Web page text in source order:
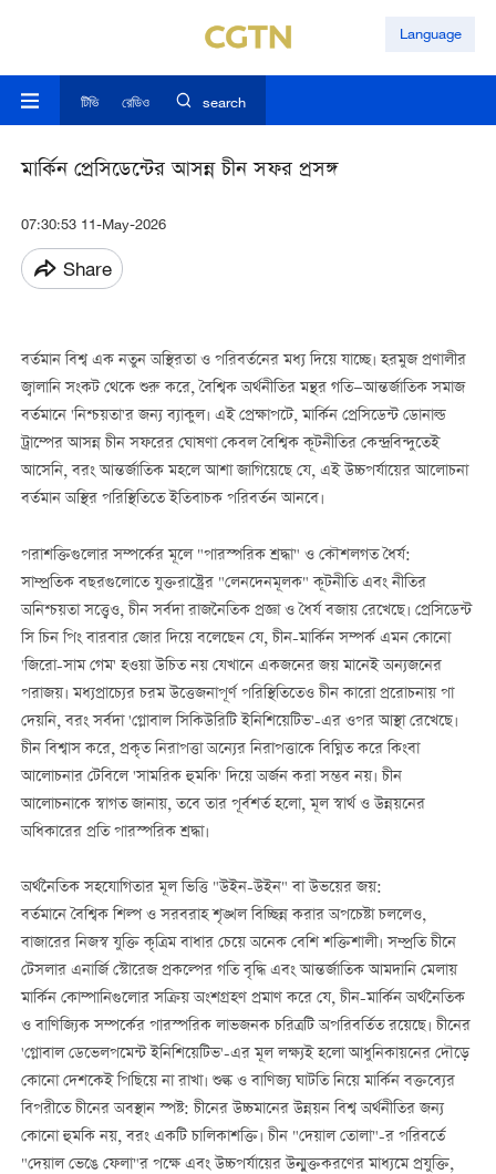
Language
টিভি রেডিও search
মার্কিন প্রেসিডেন্টের আসন্ন চীন সফর প্রসঙ্গ
07:30:53 11-May-2026
Share
বর্তমান বিশ্ব এক নতুন অস্থিরতা ও পরিবর্তনের মধ্য দিয়ে যাচ্ছে। হরমুজ প্রণালীর
জ্বালানি সংকট থেকে শুরু করে, বৈশ্বিক অর্থনীতির মন্থর গতি—আন্তর্জাতিক সমাজ
বর্তমানে 'নিশ্চয়তা'র জন্য ব্যাকুল। এই প্রেক্ষাপটে, মার্কিন প্রেসিডেন্ট ডোনাল্ড
ট্রাম্পের আসন্ন চীন সফরের ঘোষণা কেবল বৈশ্বিক কূটনীতির কেন্দ্রবিন্দুতেই
আসেনি, বরং আন্তর্জাতিক মহলে আশা জাগিয়েছে যে, এই উচ্চপর্যায়ের আলোচনা
বর্তমান অস্থির পরিস্থিতিতে ইতিবাচক পরিবর্তন আনবে।
পরাশক্তিগুলোর সম্পর্কের মূলে "পারস্পরিক শ্রদ্ধা" ও কৌশলগত ধৈর্য:
সাম্প্রতিক বছরগুলোতে যুক্তরাষ্ট্রের "লেনদেনমূলক" কূটনীতি এবং নীতির
অনিশ্চয়তা সত্ত্বেও, চীন সর্বদা রাজনৈতিক প্রজ্ঞা ও ধৈর্য বজায় রেখেছে। প্রেসিডেন্ট
সি চিন পিং বারবার জোর দিয়ে বলেছেন যে, চীন-মার্কিন সম্পর্ক এমন কোনো
'জিরো-সাম গেম' হওয়া উচিত নয় যেখানে একজনের জয় মানেই অন্যজনের
পরাজয়। মধ্যপ্রাচ্যের চরম উত্তেজনাপূর্ণ পরিস্থিতিতেও চীন কারো প্ররোচনায় পা
দেয়নি, বরং সর্বদা 'গ্লোবাল সিকিউরিটি ইনিশিয়েটিভ'-এর ওপর আস্থা রেখেছে।
চীন বিশ্বাস করে, প্রকৃত নিরাপত্তা অন্যের নিরাপত্তাকে বিঘ্নিত করে কিংবা
আলোচনার টেবিলে 'সামরিক হুমকি' দিয়ে অর্জন করা সম্ভব নয়। চীন
আলোচনাকে স্বাগত জানায়, তবে তার পূর্বশর্ত হলো, মূল স্বার্থ ও উন্নয়নের
অধিকারের প্রতি পারস্পরিক শ্রদ্ধা।
অর্থনৈতিক সহযোগিতার মূল ভিত্তি "উইন-উইন" বা উভয়ের জয়:
বর্তমানে বৈশ্বিক শিল্প ও সরবরাহ শৃঙ্খল বিচ্ছিন্ন করার অপচেষ্টা চললেও,
বাজারের নিজস্ব যুক্তি কৃত্রিম বাধার চেয়ে অনেক বেশি শক্তিশালী। সম্প্রতি চীনে
টেসলার এনার্জি স্টোরেজ প্রকল্পের গতি বৃদ্ধি এবং আন্তর্জাতিক আমদানি মেলায়
মার্কিন কোম্পানিগুলোর সক্রিয় অংশগ্রহণ প্রমাণ করে যে, চীন-মার্কিন অর্থনৈতিক
ও বাণিজ্যিক সম্পর্কের পারস্পরিক লাভজনক চরিত্রটি অপরিবর্তিত রয়েছে। চীনের
'গ্লোবাল ডেভেলপমেন্ট ইনিশিয়েটিভ'-এর মূল লক্ষ্যই হলো আধুনিকায়নের দৌড়ে
কোনো দেশকেই পিছিয়ে না রাখা। শুল্ক ও বাণিজ্য ঘাটতি নিয়ে মার্কিন বক্তব্যের
বিপরীতে চীনের অবস্থান স্পষ্ট: চীনের উচ্চমানের উন্নয়ন বিশ্ব অর্থনীতির জন্য
কোনো হুমকি নয়, বরং একটি চালিকাশক্তি। চীন "দেয়াল তোলা"-র পরিবর্তে
"দেয়াল ভেঙে ফেলা"র পক্ষে এবং উচ্চপর্যায়ের উন্মুক্তকরণের মাধ্যমে প্রযুক্তি,